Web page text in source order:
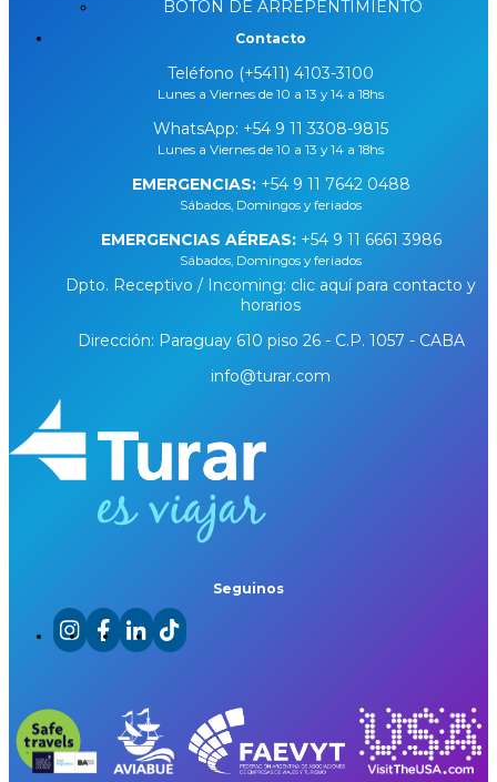
BOTÓN DE ARREPENTIMIENTO
Contacto
Teléfono (+5411) 4103-3100
Lunes a Viernes de 10 a 13 y 14 a 18hs
WhatsApp: +54 9 11 3308-9815
Lunes a Viernes de 10 a 13 y 14 a 18hs
EMERGENCIAS: +54 9 11 7642 0488
Sábados, Domingos y feriados
EMERGENCIAS AÉREAS: +54 9 11 6661 3986
Sábados, Domingos y feriados
Dpto. Receptivo / Incoming: clic aquí para contacto y
horarios
Dirección: Paraguay 610 piso 26 - C.P. 1057 - CABA
info@turar.com
Seguinos